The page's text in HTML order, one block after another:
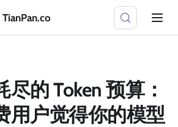
TianPan.co
的 Token 预算：
用户觉得你的模型